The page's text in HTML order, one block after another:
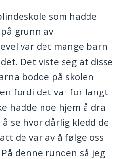
som hadde
grunn av
var det mange barn
Det viste seg at disse
bodde på skolen
fordi det var for langt
hadde noe hjem å dra
se hvor dårlig kledd de
de var av å følge oss
denne runden så jeg